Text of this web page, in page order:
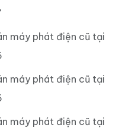
máy phát điện cũ tại
máy phát điện cũ tại
máy phát điện cũ tại